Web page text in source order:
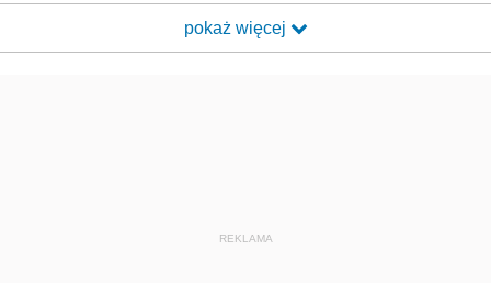
pokaż więcej
REKLAMA